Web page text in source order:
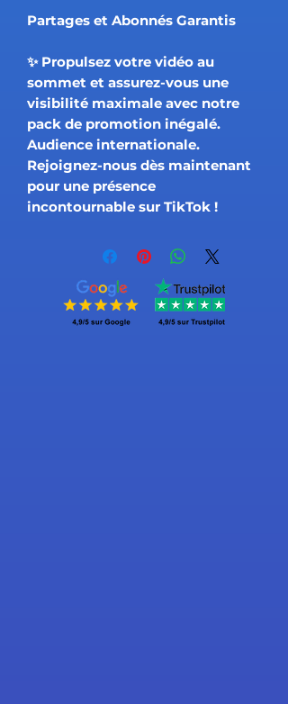
Partages et Abonnés Garantis
✨ Propulsez votre vidéo au
sommet et assurez-vous une
visibilité maximale avec notre
pack de promotion inégalé.
Audience internationale.
Rejoignez-nous dès maintenant
pour une présence
incontournable sur TikTok !